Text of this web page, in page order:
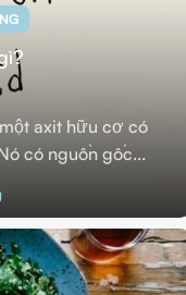
axit hữu cơ có
có nguồn gốc...